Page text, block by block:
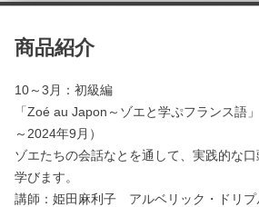
商品紹介
10～3月：初級編
「Zoé au Japon～ゾエと学ぷフランス
～2024年9月）
ゾエたちの会話なとを通して、実践的な
学びます。
講師：姫田麻利子 アルベリック・ドリプ